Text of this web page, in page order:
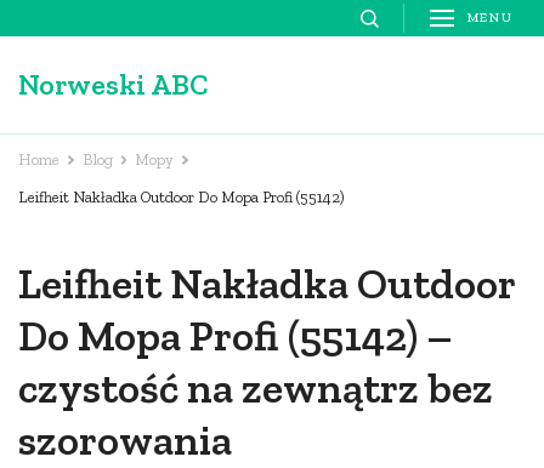
content
Enter)
MENU
Norweski ABC
Home Blog Mopy
Leifheit Nakładka Outdoor Do Mopa Profi (55142)
Leifheit Nakładka Outdoor
Do Mopa Profi (55142) –
czystość na zewnątrz bez
szorowania